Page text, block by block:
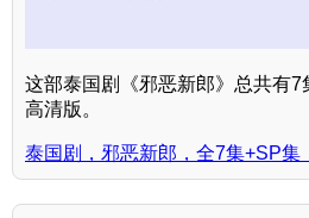
这部泰国剧《邪恶新郎》总共有7
高清版。
泰国剧，邪恶新郎，全7集+SP集